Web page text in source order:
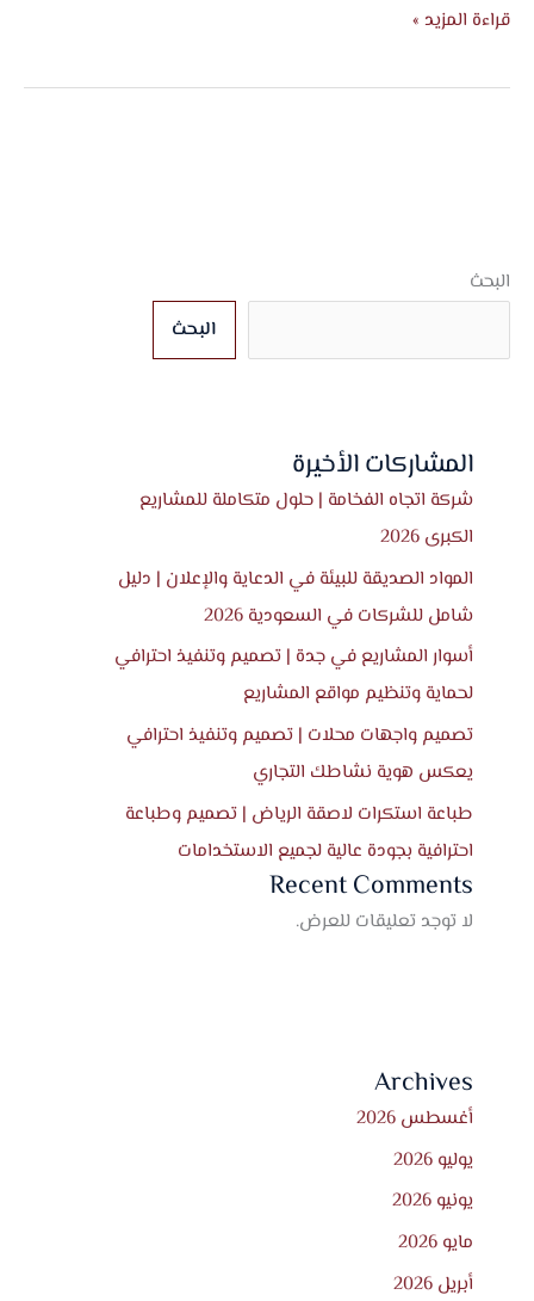
البحث
البحث
المشاركات الأخيرة
شركة اتجاه الفخامة | حلول متكاملة للمشاريع
الكبرى 2026
المواد الصديقة للبيئة في الدعاية والإعلان | دليل
شامل للشركات في السعودية 2026
أسوار المشاريع في جدة | تصميم وتنفيذ احترافي
لحماية وتنظيم مواقع المشاريع
تصميم واجهات محلات | تصميم وتنفيذ احترافي
يعكس هوية نشاطك التجاري
طباعة استكرات لاصقة الرياض | تصميم وطباعة
احترافية بجودة عالية لجميع الاستخدامات
Recent Comments
لا توجد تعليقات للعرض.
Archives
أغسطس 2026
يوليو 2026
يونيو 2026
مايو 2026
أبريل 2026
قراءة المزيد »